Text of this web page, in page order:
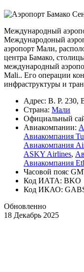
Международный
Международоный
аэропорт Мали,
центра Бамако,
международный
Mali.. Его операции
инфраструктуры и
Адрес: B. P. 230,
Страна: Мали
Официальный
Авиакомпании:
Авиакомпания
Авиакомпания
ASKY Airlines,
Авиакомпания
Часовой пояс
Код ИАТА: BKO
Код ИКАО:
Обновленно
18 Декабрь 2025